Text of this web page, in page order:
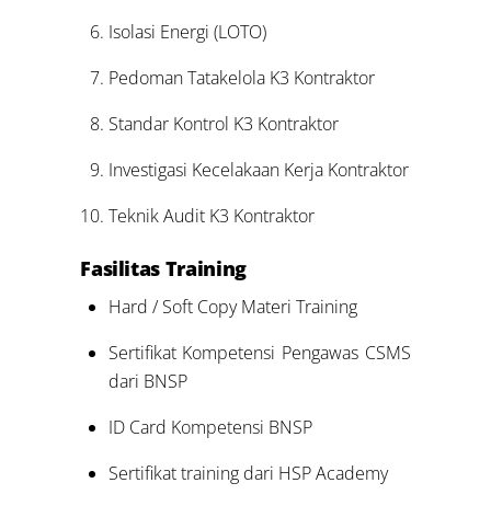
Isolasi Energi (LOTO)
Pedoman Tatakelola K3 Kontraktor
Standar Kontrol K3 Kontraktor
Investigasi Kecelakaan Kerja Kontraktor
Teknik Audit K3 Kontraktor
Fasilitas Training
Hard / Soft Copy Materi Training
Sertifikat Kompetensi Pengawas CSMS
dari BNSP
ID Card Kompetensi BNSP
Sertifikat training dari HSP Academy